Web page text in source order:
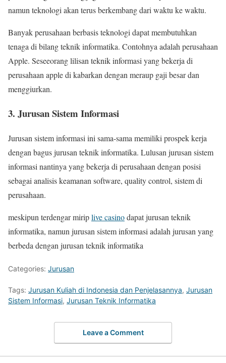
namun teknologi akan terus berkembang dari waktu ke waktu.
Banyak perusahaan berbasis teknologi dapat membutuhkan
tenaga di bilang teknik informatika. Contohnya adalah perusahaan
Apple. Seseeorang lilisan teknik informasi yang bekerja di
perusahaan apple di kabarkan dengan meraup gaji besar dan
menggiurkan.
3. Jurusan Sistem Informasi
Jurusan sistem informasi ini sama-sama memiliki prospek kerja
dengan bagus jurusan teknik informatika. Lulusan jurusan sistem
informasi nantinya yang bekerja di perusahaan dengan posisi
sebagai analisis keamanan software, quality control, sistem di
perusahaan.
meskipun terdengar miriplive casinodapat jurusan teknik
informatika, namun jurusan sistem informasi adalah jurusan yang
berbeda dengan jurusan teknik informatika
Categories: Jurusan
Tags: Jurusan Kuliah di Indonesia dan Penjelasannya, Jurusan
Sistem Informasi, Jurusan Teknik Informatika
Leave a Comment